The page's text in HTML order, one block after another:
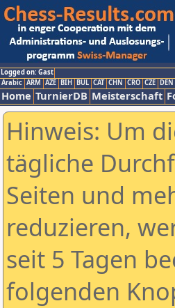
Logged on: Gast
Arabic ARM AZE BIH BUL CAT CHN CRO CZE DEN
Home TurnierDB Meisterschaft
Hinweis: Um
tägliche
Seiten und
reduzieren,
seit 5 Tagen
folgenden